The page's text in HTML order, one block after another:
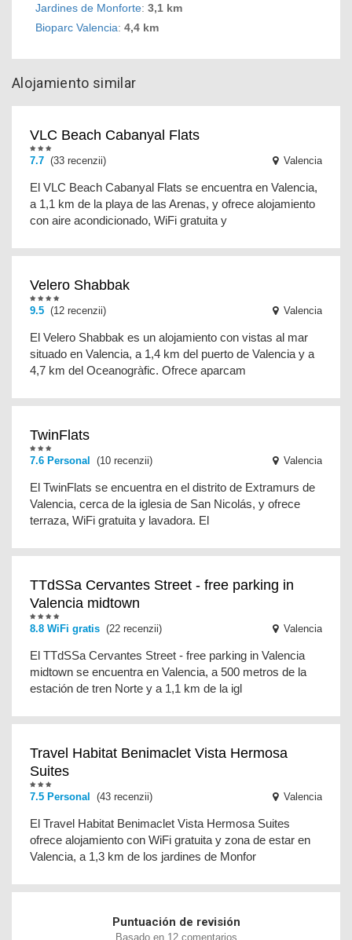
Jardines de Monforte: 3,1 km
Bioparc Valencia: 4,4 km
Alojamiento similar
VLC Beach Cabanyal Flats
7.7 (33 recenzii) Valencia
El VLC Beach Cabanyal Flats se encuentra en Valencia,
a 1,1 km de la playa de las Arenas, y ofrece alojamiento
con aire acondicionado, WiFi gratuita y
Velero Shabbak
9.5 (12 recenzii) Valencia
El Velero Shabbak es un alojamiento con vistas al mar
situado en Valencia, a 1,4 km del puerto de Valencia y a
4,7 km del Oceanogràfic. Ofrece aparcam
TwinFlats
7.6 Personal (10 recenzii) Valencia
El TwinFlats se encuentra en el distrito de Extramurs de
Valencia, cerca de la iglesia de San Nicolás, y ofrece
terraza, WiFi gratuita y lavadora. El
TTdSSa Cervantes Street - free parking in
Valencia midtown
8.8 WiFi gratis (22 recenzii) Valencia
El TTdSSa Cervantes Street - free parking in Valencia
midtown se encuentra en Valencia, a 500 metros de la
estación de tren Norte y a 1,1 km de la igl
Travel Habitat Benimaclet Vista Hermosa
Suites
7.5 Personal (43 recenzii) Valencia
El Travel Habitat Benimaclet Vista Hermosa Suites
ofrece alojamiento con WiFi gratuita y zona de estar en
Valencia, a 1,3 km de los jardines de Monfor
Puntuación de revisión
Basado en 12 comentarios